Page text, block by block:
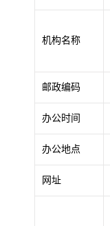
机构名称
邮政编码
办公时间
办公地点
网址